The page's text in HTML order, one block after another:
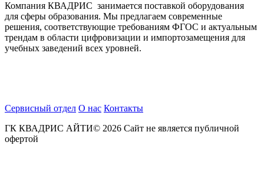
Компания КВАДРИС занимается поставкой оборудования
для сферы образования. Мы предлагаем современные
решения, соответствующие требованиям ФГОС и актуальным
трендам в области цифровизации и импортозамещения для
учебных заведений всех уровней.
Сервисный отдел О нас Контакты
ГК КВАДРИС АЙТИ© 2026 Сайт не является публичной
офертой